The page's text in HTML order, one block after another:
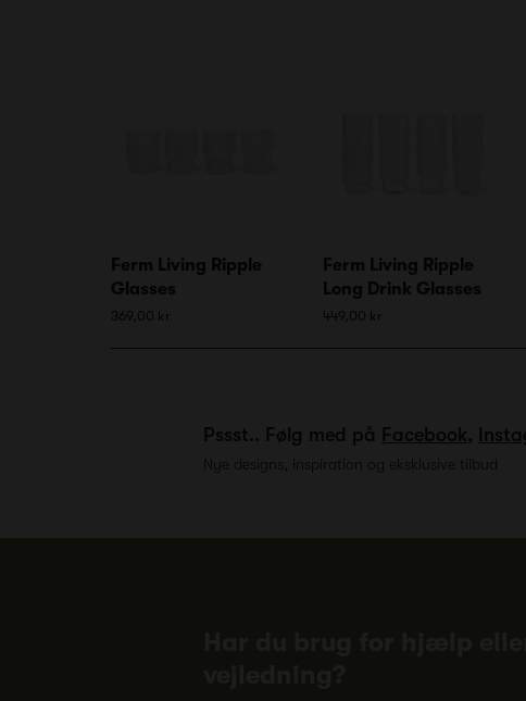
Ferm Living Ripple
Glasses
369,00 kr
Ferm Living Ripple
Long Drink Glasses
449,00 kr
Pssst.. Følg med på Facebook,
Nye designs, inspiration og eksklusive tilbud